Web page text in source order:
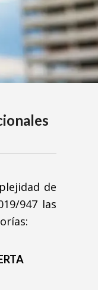
de
947 las